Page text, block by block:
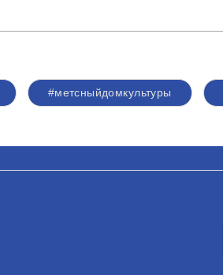
#метсныйдомкультуры